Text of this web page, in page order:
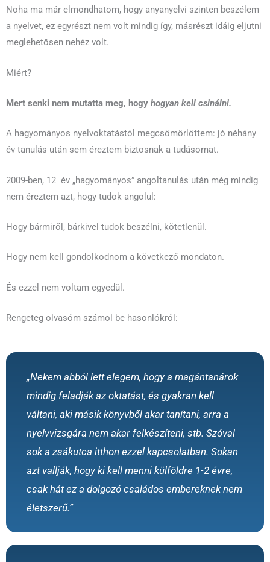
Noha ma már elmondhatom, hogy anyanyelvi szinten beszélem
a nyelvet, ez egyrészt nem volt mindig így, másrészt idáig eljutni
meglehetősen nehéz volt.
Miért?
Mert senki nem mutatta meg, hogy hogyan kell csinálni.
A hagyományos nyelvoktatástól megcsömörlöttem: jó néhány
év tanulás után sem éreztem biztosnak a tudásomat.
2009-ben, 12 év „hagyományos” angoltanulás után még mindig
nem éreztem azt, hogy tudok angolul:
Hogy bármiről, bárkivel tudok beszélni, kötetlenül.
Hogy nem kell gondolkodnom a következő mondaton.
És ezzel nem voltam egyedül.
Rengeteg olvasóm számol be hasonlókról:
„Nekem abból lett elegem, hogy a magántanárok
mindig feladják az oktatást, és gyakran kell
váltani, aki másik könyvből akar tanítani, arra a
nyelvvizsgára nem akar felkészíteni, stb. Szóval
sok a zsákutca itthon ezzel kapcsolatban. Sokan
azt vallják, hogy ki kell menni külföldre 1-2 évre,
csak hát ez a dolgozó családos embereknek nem
életszerű.”